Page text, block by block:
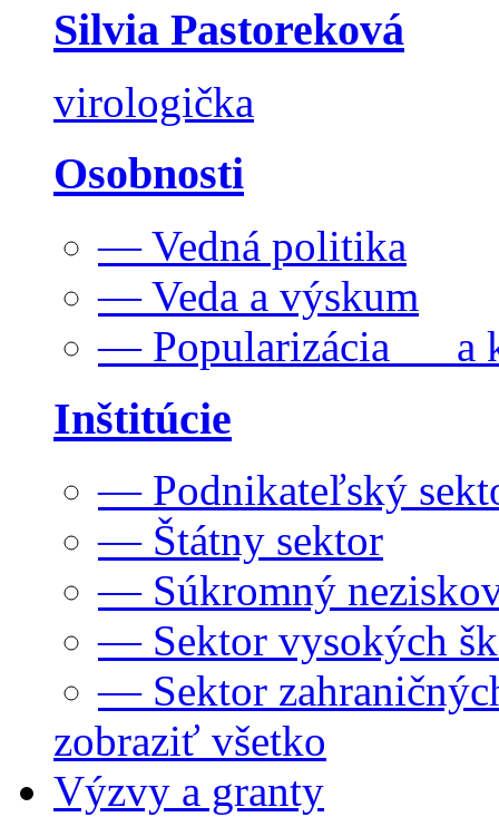
Silvia Pastoreková
virologička
Osobnosti
— Vedná politika
— Veda a výskum
— Popularizácia a
Inštitúcie
— Podnikateľský
— Štátny sektor
— Súkromný
— Sektor vysokých
— Sektor
zobraziť všetko
Výzvy a granty